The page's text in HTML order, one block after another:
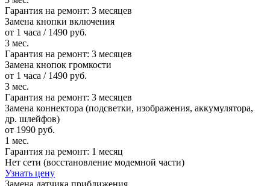
Гарантия на ремонт: 3 месяцев
Замена кнопки включения
от 1 часа / 1490 руб.
3 мес.
Гарантия на ремонт: 3 месяцев
Замена кнопок громкости
от 1 часа / 1490 руб.
3 мес.
Гарантия на ремонт: 3 месяцев
Замена коннектора (подсветки, изображения, аккумулятора,
др. шлейфов)
от 1990 руб.
1 мес.
Гарантия на ремонт: 1 месяц
Нет сети (восстановление модемной части)
Узнать цену